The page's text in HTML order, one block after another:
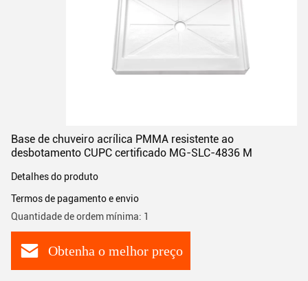
Base de chuveiro acrílica PMMA resistente ao
desbotamento CUPC certificado MG-SLC-4836 M
Detalhes do produto
Termos de pagamento e envio
Quantidade de ordem mínima: 1
Obtenha o melhor preço